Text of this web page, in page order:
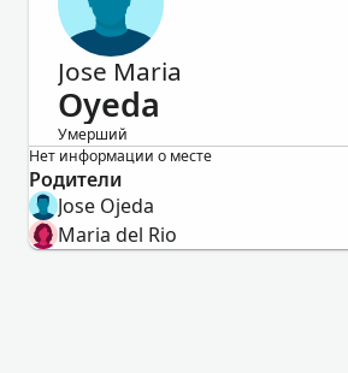
Jose Maria
Oyeda
Умерший
Мужской
Нет информации о месте
Родители
Jose Ojeda
Maria del Rio